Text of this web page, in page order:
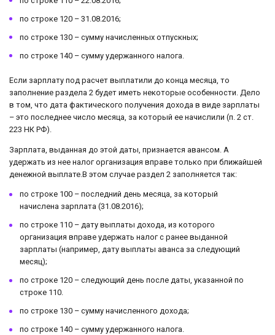
по строке 120 – 31.08.2016;
по строке 130 – сумму начисленных отпускных;
по строке 140 – сумму удержанного налога.
Если зарплату под расчет выплатили до конца месяца, то
заполнение раздела 2 будет иметь некоторые особенности. Дело
в том, что дата фактического получения дохода в виде зарплаты
– это последнее число месяца, за который ее начислили (п. 2 ст.
223 НК РФ).
Зарплата, выданная до этой даты, признается авансом. А
удержать из нее налог организация вправе только при ближайшей
денежной выплате.В этом случае раздел 2 заполняется так:
по строке 100 – последний день месяца, за который
начислена зарплата (31.08.2016);
по строке 110 – дату выплаты дохода, из которого
организация вправе удержать налог с ранее выданной
зарплаты (например, дату выплаты аванса за следующий
месяц);
по строке 120 – следующий день после даты, указанной по
строке 110.
по строке 130 – сумму начисленного дохода;
по строке 140 – сумму удержанного налога.